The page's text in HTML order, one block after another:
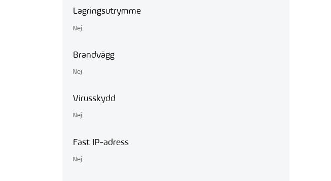
Lagringsutrymme
Nej
Brandvägg
Nej
Virusskydd
Nej
Fast IP-adress
Nej